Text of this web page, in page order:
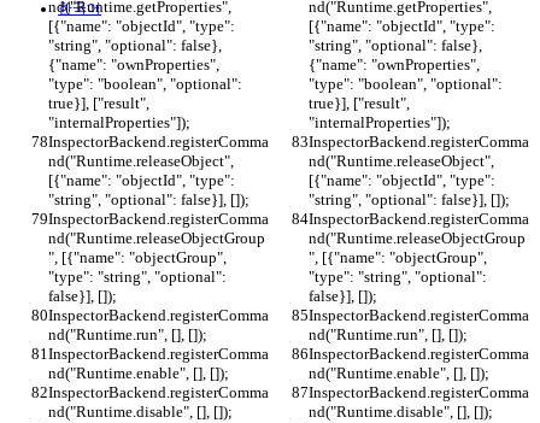
nd("Runtime.getProperties",
[{"name": "objectId", "type":
"string", "optional": false},
{"name": "ownProperties",
"type": "boolean", "optional":
true}], ["result",
"internalProperties"]);
nd("Runtime.getProperties",
[{"name": "objectId", "type":
"string", "optional": false},
{"name": "ownProperties",
"type": "boolean", "optional":
true}], ["result",
"internalProperties"]);
InspectorBackend.registerComma
nd("Runtime.releaseObject",
[{"name": "objectId", "type":
"string", "optional": false}], []);
InspectorBackend.registerComma
nd("Runtime.releaseObject",
[{"name": "objectId", "type":
"string", "optional": false}], []);
InspectorBackend.registerComma
nd("Runtime.releaseObjectGroup
", [{"name": "objectGroup",
"type": "string", "optional":
false}], []);
InspectorBackend.registerComma
nd("Runtime.releaseObjectGroup
", [{"name": "objectGroup",
"type": "string", "optional":
false}], []);
InspectorBackend.registerComma
nd("Runtime.run", [], []);
InspectorBackend.registerComma
nd("Runtime.run", [], []);
InspectorBackend.registerComma
nd("Runtime.enable", [], []);
InspectorBackend.registerComma
nd("Runtime.enable", [], []);
InspectorBackend.registerComma
nd("Runtime.disable", [], []);
InspectorBackend.registerComma
nd("Runtime.disable", [], []);
한국어